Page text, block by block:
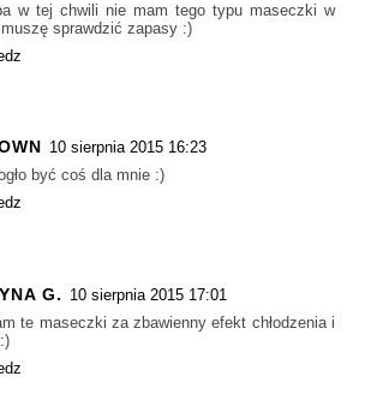
w tej chwili nie mam tego typu maseczki w
sprawdzić zapasy :)
10 sierpnia 2015 16:23
być coś dla mnie :)
G. 10 sierpnia 2015 17:01
te maseczki za zbawienny efekt chłodzenia i